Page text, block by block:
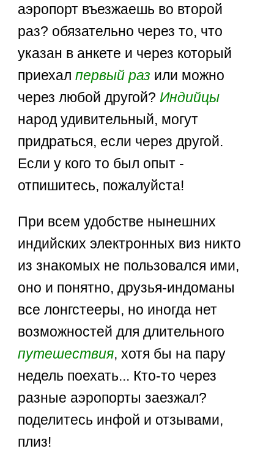
аэропорт въезжаешь во второй
раз? обязательно через то, что
указан в анкете и через который
приехалпервый раз или можно
через любой другой? Индийцы
народ удивительный, могут
придраться, если через другой.
Если у кого то был опыт -
отпишитесь, пожалуйста!
При всем удобстве нынешних
индийских электронных виз никто
из знакомых не пользовался ими,
оно и понятно, друзья-индоманы
все лонгстееры, но иногда нет
возможностей для длительного
путешествия, хотя бы на пару
недель поехать... Кто-то через
разные аэропорты заезжал?
поделитесь инфой и отзывами,
плиз!